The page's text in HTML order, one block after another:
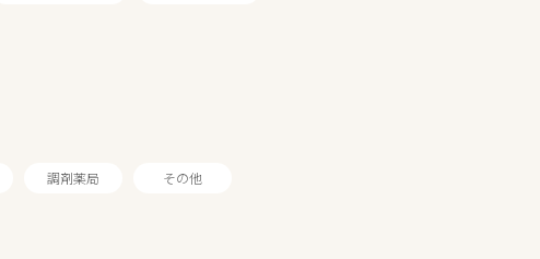
調剤薬局 その他